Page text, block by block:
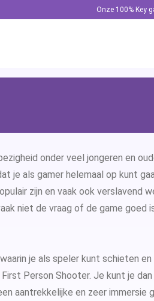
Onze 100% Key
Microsoft Office 2021
Microsoft Office 2019
Microsoft Office 2013
Windows 10
Windows 8.1
Microsoft Word 2024
Microsoft PowerPoint 2024
Microsoft Outlook 2024
Microsoft Access 2024
onder veel jongeren en
je als gamer helemaal op kunt
zijn en vaak ook verslavend
niet de vraag of de game goed
je als speler kunt schieten
Person Shooter. Je kunt je
aantrekkelijke en zeer immersie